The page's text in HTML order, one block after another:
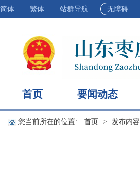
简体 繁体 站群导航 无障碍
首页 要闻动态
您当前所在的位置: 首页 发布内容